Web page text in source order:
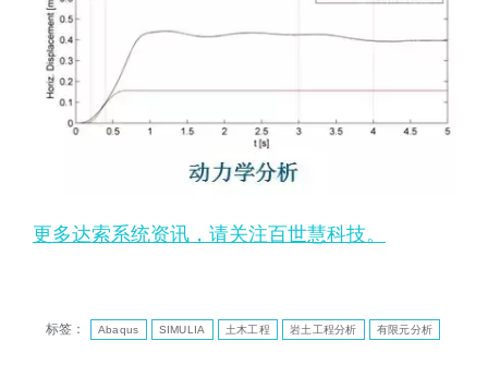
更多达索系统资讯，请关注百世慧科技。
标签： Abaqus SIMULIA 土木工程 岩土工程分析 有限元分析